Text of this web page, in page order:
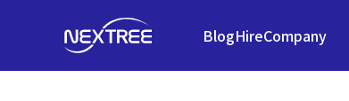
BlogHireCompany